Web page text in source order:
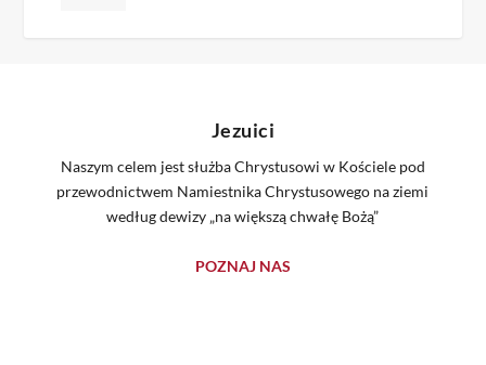
Jezuici
Naszym celem jest służba Chrystusowi w Kościele pod
przewodnictwem Namiestnika Chrystusowego na ziemi
według dewizy „na większą chwałę Bożą”
POZNAJ NAS